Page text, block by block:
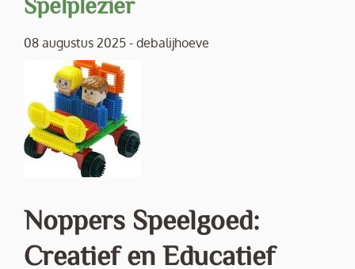
Spelplezier
08 augustus 2025 - debalijhoeve
Noppers Speelgoed:
Creatief en Educatief